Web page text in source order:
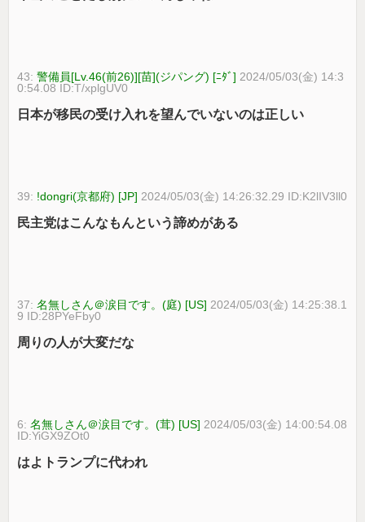
43:警備員[Lv.46(前26)][苗](ジパング) [ﾆﾀﾞ] 2024/05/03(金) 14:3
0:54.08 ID:T/xplgUV0
日本が移民の受け入れを望んでいないのは正しい
39: !dongri(京都府) [JP] 2024/05/03(金) 14:26:32.29 ID:K2lIV3ll0
民主党はこんなもんという諦めがある
37:名無しさん＠涙目です。(庭) [US] 2024/05/03(金) 14:25:38.1
9 ID:28PYeFby0
周りの人が大変だな
6:名無しさん＠涙目です。(茸) [US] 2024/05/03(金) 14:00:54.08
ID:YiGX9ZOt0
はよトランプに代われ